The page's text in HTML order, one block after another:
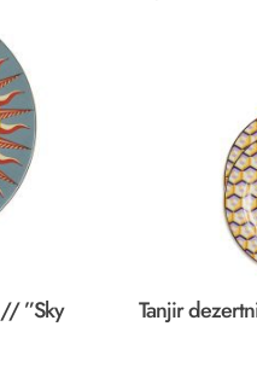
”Sky Tanjir